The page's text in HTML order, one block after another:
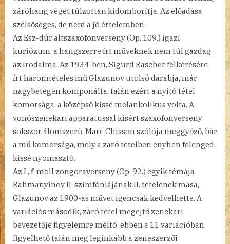
záróhang végét túlzottan kidomborítja. Az előadása
szélsőséges, de nem a jó értelemben.
Az Esz-dúr altszaxofonverseny (Op. 109.) igazi
kuriózum, a hangszerre írt műveknek nem túl gazdag
az irodalma. Az 1934-ben, Sigurd Rascher felkérésére
írt háromtételes mű Glazunov utolsó darabja, már
nagybetegen komponálta, talán ezért a nyitó tétel
komorsága, a középső kissé melankolikus volta. A
vonószenekari apparátussal kísért szaxofonverseny
sokszor álomszerű, Marc Chisson szólója meggyőző, bár
a mű komorsága, mely a záró tételben enyhén felenged,
kissé nyomasztó.
Az I., f-moll zongoraverseny (Op. 92.) egyik témája
Rahmanyinov II. szimfóniájának II. tételének mása,
Glazunov az 1900-as művet igencsak kedvelhette. A
variációs második, záró tétel megejtő zenekari
bevezetője figyelemre méltó, ebben a 11 variációban
figyelhető talán meg leginkább a zeneszerzői